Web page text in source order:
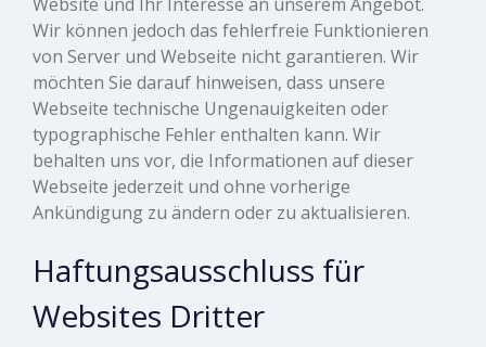
Wir können jedoch das fehlerfreie Funktionieren
von Server und Webseite nicht garantieren. Wir
möchten Sie darauf hinweisen, dass unsere
Webseite technische Ungenauigkeiten oder
typographische Fehler enthalten kann. Wir
behalten uns vor, die Informationen auf dieser
Webseite jederzeit und ohne vorherige
Ankündigung zu ändern oder zu aktualisieren.
Haftungsausschluss für
Websites Dritter